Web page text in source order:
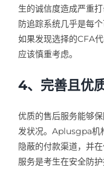
生的诚信度造成严重
防追踪系统几乎是每
如果发现选择的CFA
应该慎重考虑。
4、完善且优
优质的售后服务能够
发状况。Aplusgpa机
隐蔽的付款渠道，并
服务是考生在安全防